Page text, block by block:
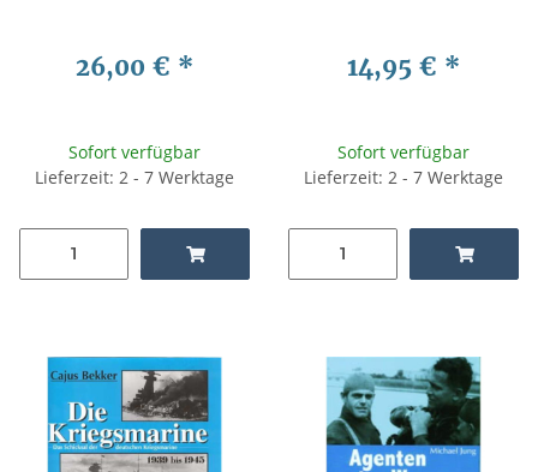
26,00 € *
Sofort verfügbar
Lieferzeit: 2 - 7 Werktage
14,95 € *
Sofort verfügbar
Lieferzeit: 2 - 7 Werktage